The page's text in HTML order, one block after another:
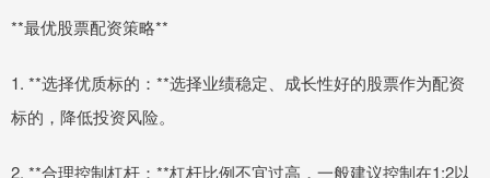
**最优股票配资策略**
1. **选择优质标的：**选择业绩稳定、成长性好的股票作为配资
标的，降低投资风险。
2. **合理控制杠杆：**杠杆比例不宜过高，一般建议控制在1:2以